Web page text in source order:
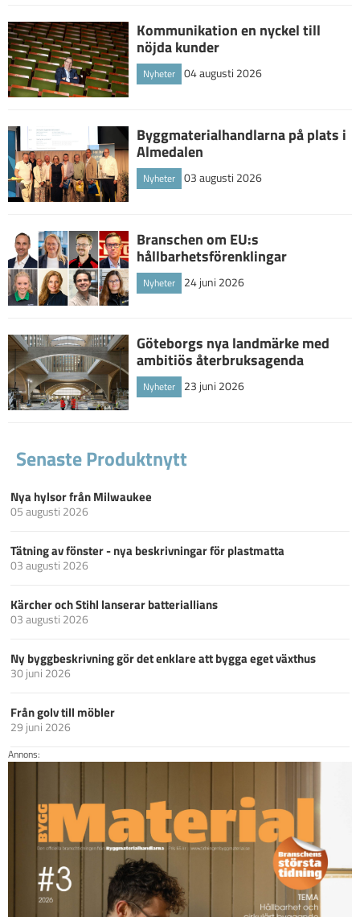
Kommunikation en nyckel till
nöjda kunder
Nyheter 04 augusti 2026
Byggmaterialhandlarna på plats i
Almedalen
Nyheter 03 augusti 2026
Branschen om EU:s
hållbarhetsförenklingar
Nyheter 24 juni 2026
Göteborgs nya landmärke med
ambitiös återbruksagenda
Nyheter 23 juni 2026
Senaste Produktnytt
Nya hylsor från Milwaukee
05 augusti 2026
Tätning av fönster - nya beskrivningar för plastmatta
03 augusti 2026
Kärcher och Stihl lanserar batteriallians
03 augusti 2026
Ny byggbeskrivning gör det enklare att bygga eget växthus
30 juni 2026
Från golv till möbler
29 juni 2026
Annons: